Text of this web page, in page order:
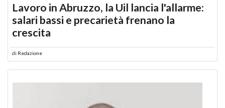
Lavoro in Abruzzo, la Uil lancia l'allarme:
salari bassi e precarietà frenano la
crescita
di Redazione